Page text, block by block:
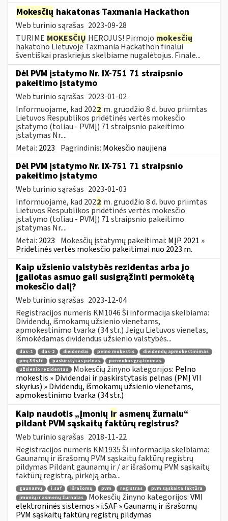
Mokesčių hakatonas Taxmania Hackathon
Web turinio sąrašas 2023-09-28
TURIME MOKESČIŲ HEROJUS! Pirmojo mokesčių
hakatono Lietuvoje Taxmania Hackathon finalui
šventiškai praskriejus skelbiame nugalėtojus. Finale...
Dėl PVM įstatymo Nr. IX-751 71 straipsnio
pakeitimo įstatymo
Web turinio sąrašas 2023-01-02
Informuojame, kad 2022 m. gruodžio 8 d. buvo priimtas
Lietuvos Respublikos pridėtinės vertės mokesčio
įstatymo (toliau ­- PVMĮ) 71 straipsnio pakeitimo
įstatymas Nr....
Metai: 2023 Pagrindinis: Mokesčio naujiena
Dėl PVM įstatymo Nr. IX-751 71 straipsnio
pakeitimo įstatymo
Web turinio sąrašas 2023-01-03
Informuojame, kad 2022 m. gruodžio 8 d. buvo priimtas
Lietuvos Respublikos pridėtinės vertės mokesčio
įstatymo (toliau ­- PVMĮ) 71 straipsnio pakeitimo
įstatymas Nr....
Metai: 2023 Mokesčių įstatymų pakeitimai: MĮP 2021 »
Pridetinės vertės mokesčio pakeitimai nuo 2023 m.
Kaip užsienio valstybės rezidentas arba jo
įgaliotas asmuo gali susigrąžinti permokėtą
mokesčio dalį?
Web turinio sąrašas 2023-12-04
Registracijos numeris KM1046 Ši informacija skelbiama:
Dividendų, išmokamų užsienio vienetams,
apmokestinimo tvarka (34 str.) Jeigu Lietuvos vienetas,
išmokėdamas dividendus užsienio valstybės...
das-1 das-2 dividendai pelno mokestis
dividendų apmokestinimas
pmį 34 str.
paskirstytas pelnas
permokos grąžinimas
užsienio rezidentas
Mokesčių žinyno kategorijos: Pelno
mokestis » Dividendai ir paskirstytasis pelnas (PMĮ VII
skyrius) » Dividendų, išmokamų užsienio vienetams,
apmokestinimo tvarka (34 str.)
Kaip naudotis „Įmonių ir asmenų žurnalu“
pildant PVM sąskaitų faktūrų registrus?
Web turinio sąrašas 2018-11-22
Registracijos numeris KM1935 Ši informacija skelbiama:
Gaunamų ir išrašomų PVM sąskaitų faktūrų registrų
pildymas Pildant gaunamų ir / ar išrašomų PVM sąskaitų
faktūrų registrą, pirkėją arba...
gaunamų i.saf išrašomų pvm registras
pvm sąskaita faktūra
įmonių ir asmenų žurnalas
Mokesčių žinyno kategorijos:VMI
elektroninės sistemos » i.SAF » Gaunamų ir išrašomų
PVM sąskaitų faktūrų registrų pildymas